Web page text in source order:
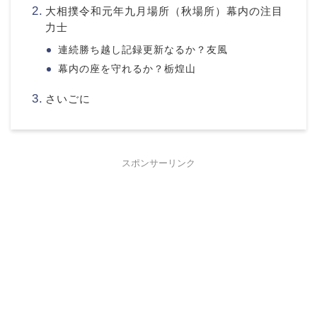
大相撲令和元年九月場所（秋場所）幕内の注目
力士
連続勝ち越し記録更新なるか？友風
幕内の座を守れるか？栃煌山
さいごに
スポンサーリンク